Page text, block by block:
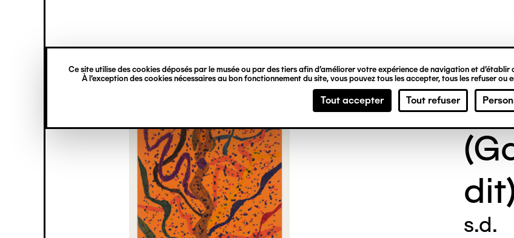
Ce site utilise des cookies déposés par le musée ou par des tiers afin d’améliorer votre expérience de navigation et d’établir
À l’exception des cookies nécessaires au bon fonctionnement du site, vous pouvez tous les accepter, tous les refuser ou
Tout accepter Tout refuser
principal
verticale
s.d.